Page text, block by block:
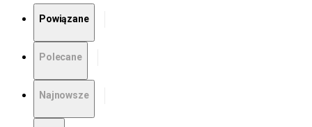
Powiązane
Polecane
Najnowsze